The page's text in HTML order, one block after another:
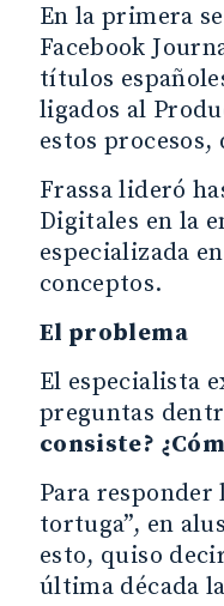
En la primera
Facebook
títulos
ligados al
estos
Frassa lideró
Digitales en la
especializada
conceptos.
El problema
El especialista
preguntas
consiste?
Para responder
tortuga”, en
esto, quiso
última década